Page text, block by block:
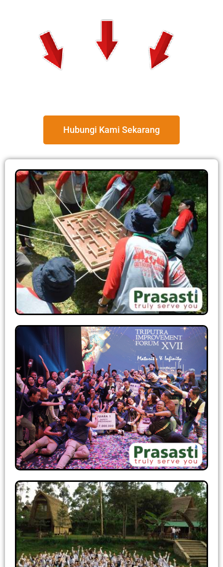
Hubungi Kami Sekarang